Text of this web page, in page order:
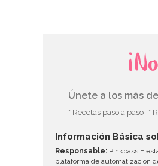
Únete a los más
* Recetas paso a paso *
Información Básica
Responsable: Pinkbass
plataforma de automatización